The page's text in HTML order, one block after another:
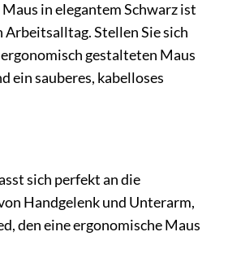
in elegantem Schwarz ist
Stellen Sie sich
gestalteten Maus
ein sauberes, kabelloses
sich perfekt an die
Handgelenk und Unterarm,
den eine ergonomische Maus